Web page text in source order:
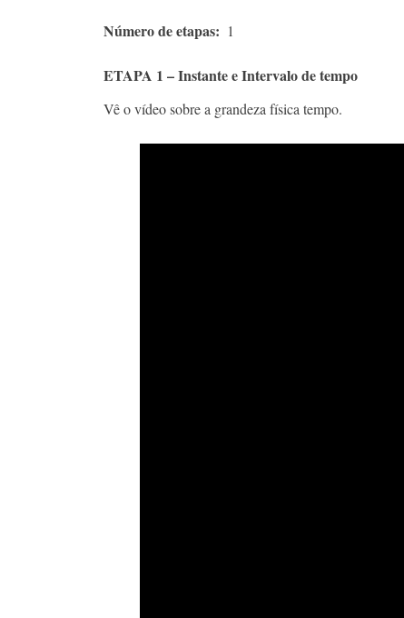
Número de etapas 1
ETAPA 1 – Instante e Intervalo de tempo
Vê o vídeo sobre a grandeza física tempo.